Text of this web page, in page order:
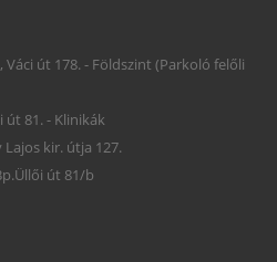
Váci út 178. - Földszint (Parkoló felőli
út 81. - Klinikák
Lajos kir. útja 127.
út 81/b